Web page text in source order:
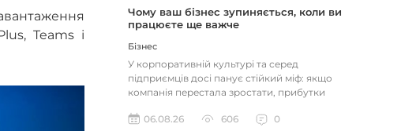
Teams і
Чому ваш бізнес зупиняється, коли ви
працюєте ще важче
Бізнес
У корпоративній культурі та серед
підприємців досі панує стійкий міф: якщо
компанія перестала зростати, прибутки
06.08.26
606 0